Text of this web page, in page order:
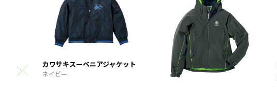
カワサキスーベニアジャケット
ネイビー